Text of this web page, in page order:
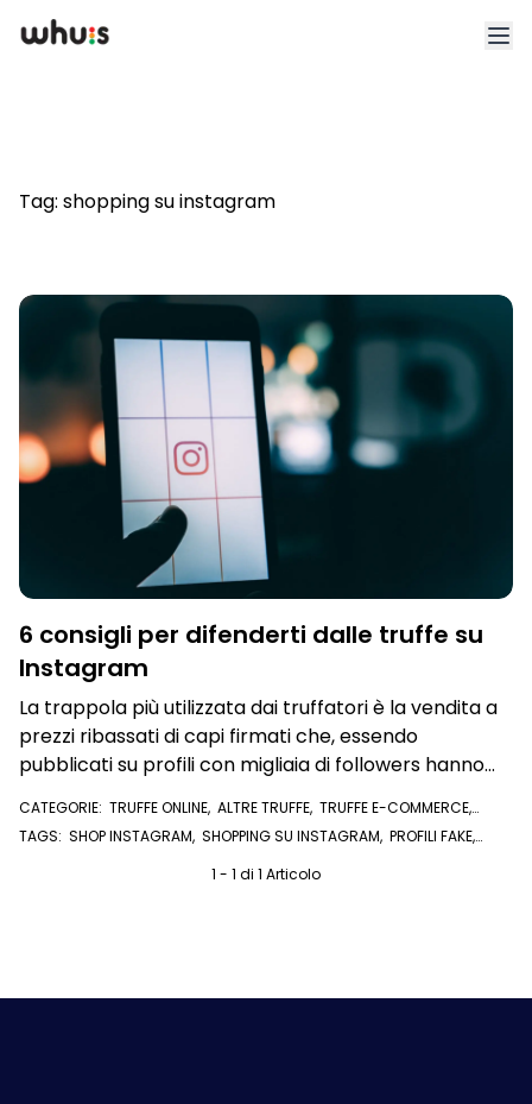
Blog
Whuis per lo sport
Accedi
Tag: shopping su instagram
6 consigli per difenderti dalle truffe su
Instagram
La trappola più utilizzata dai truffatori è la vendita a
prezzi ribassati di capi firmati che, essendo
pubblicati su profili con migliaia di followers hanno
CATEGORIE: TRUFFE ONLINE, ALTRE TRUFFE, TRUFFE E-COMMERCE,
TRUFFE SOCIAL NETWORK
TAGS: SHOP INSTAGRAM, SHOPPING SU INSTAGRAM, PROFILI FAKE,
1 - 1 di 1 Articolo